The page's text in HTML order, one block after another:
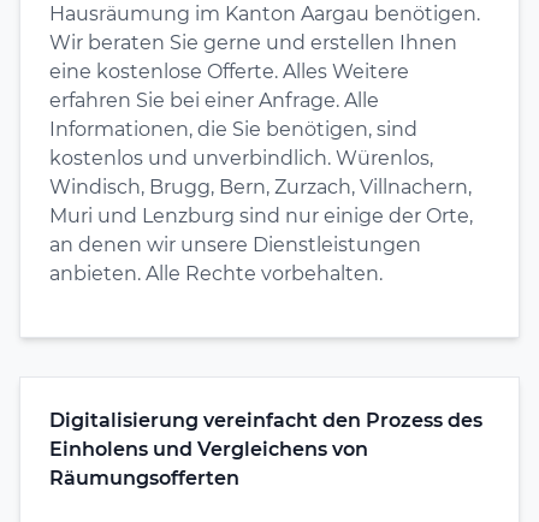
Hausräumung im Kanton Aargau benötigen.
Wir beraten Sie gerne und erstellen Ihnen
eine kostenlose Offerte. Alles Weitere
erfahren Sie bei einer Anfrage. Alle
Informationen, die Sie benötigen, sind
kostenlos und unverbindlich. Würenlos,
Windisch, Brugg, Bern, Zurzach, Villnachern,
Muri und Lenzburg sind nur einige der Orte,
an denen wir unsere Dienstleistungen
anbieten. Alle Rechte vorbehalten.
Digitalisierung vereinfacht den Prozess des
Einholens und Vergleichens von
Räumungsofferten